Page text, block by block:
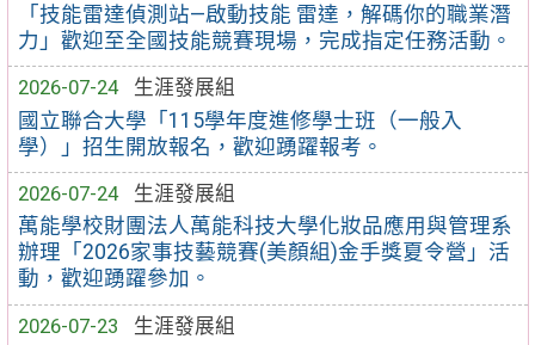
「技能雷達偵測站—啟動技能 雷達，解碼你的職業潛
力」歡迎至全國技能競賽現場，完成指定任務活動。
2026-07-24
生涯發展組
國立聯合大學「115學年度進修學士班（一般入
學）」招生開放報名，歡迎踴躍報考。
2026-07-24
生涯發展組
萬能學校財團法人萬能科技大學化妝品應用與管理系
辦理「2026家事技藝競賽(美顏組)金手獎夏令營」活
動，歡迎踴躍參加。
2026-07-23
生涯發展組